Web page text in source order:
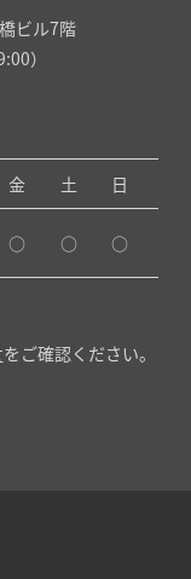
ビル7階
）
金 土 日
○ ○ ○
をご確認ください。